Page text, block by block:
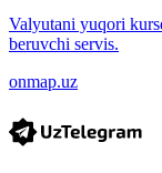
Valyutani yuqori
beruvchi servis.
onmap.uz